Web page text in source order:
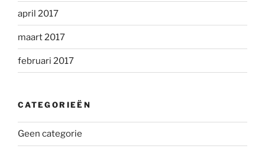
april 2017
maart 2017
februari 2017
CATEGORIEËN
Geen categorie